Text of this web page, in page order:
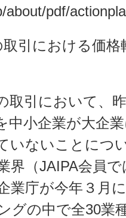
about/pdf/
引における価
取引において、
中小企業が大企
いないことにつ
界（JAIPA会員
業庁が今年３月
グの中で全30業